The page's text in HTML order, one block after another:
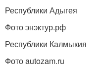
Республики Адыгея
Фото энэктур.рф
Республики Калмыкия
Фото autozam.ru